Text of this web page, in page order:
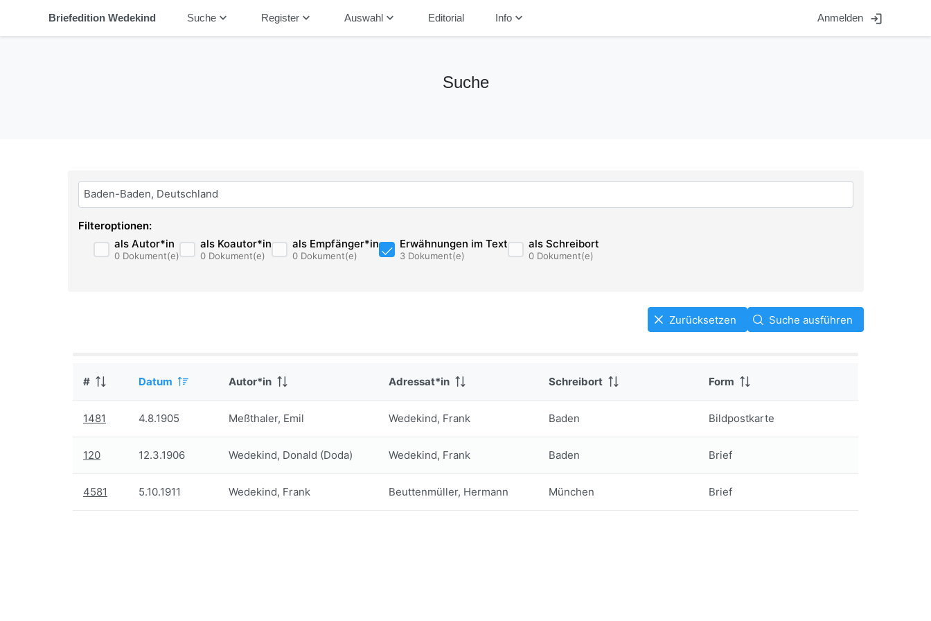
Briefedition Wedekind Suchekeyboard_arrow_down Registerkeyboard_arrow_down Auswahlkeyboard_arrow_down Editorial Infokeyboard_arrow_down Anmelden login
Suche
Bitte geben Sie hier ihren Suchbegriff ein:
Filteroptionen:
als Autor*in
0 Dokument(e)
als Koautor*in
0 Dokument(e)
als Empfänger*in
0 Dokument(e)
Erwähnungen im Text
3 Dokument(e)
als Schreibort
0 Dokument(e)
Zurücksetzen Suche ausführen
# Datum Autor*in Adressat*in Schreibort Form
1481 4.8.1905 Meßthaler, Emil Wedekind, Frank Baden Bildpostkarte
120 12.3.1906 Wedekind, Donald (Doda) Wedekind, Frank Baden Brief
4581 5.10.1911 Wedekind, Frank Beuttenmüller, Hermann München Brief